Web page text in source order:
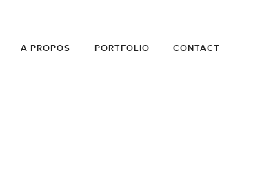
A PROPOS PORTFOLIO CONTACT